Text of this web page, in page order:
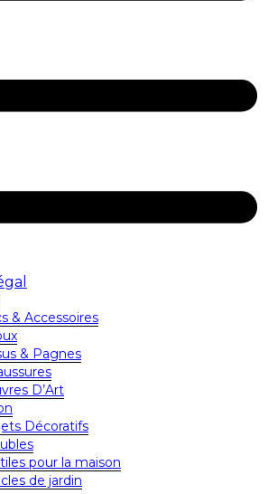
& Accessoires
& Pagnes
D’Art
Décoratifs
pour la maison
de jardin